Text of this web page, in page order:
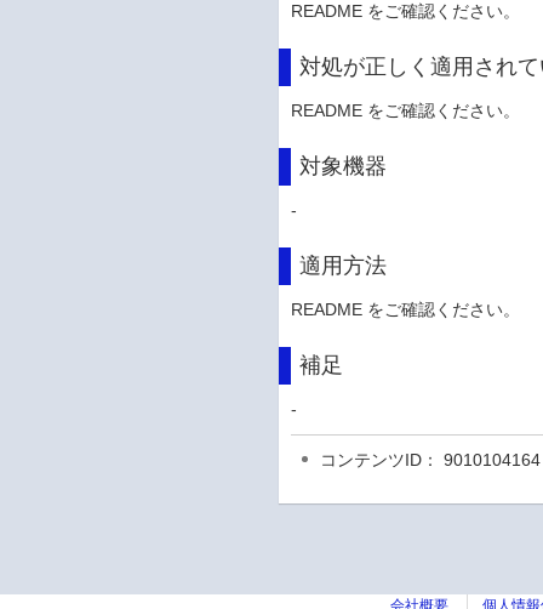
README をご確認ください。
対処が正しく適用され
README をご確認ください。
対象機器
-
適用方法
README をご確認ください。
補足
-
コンテンツID： 9010104164
会社概要 個人情